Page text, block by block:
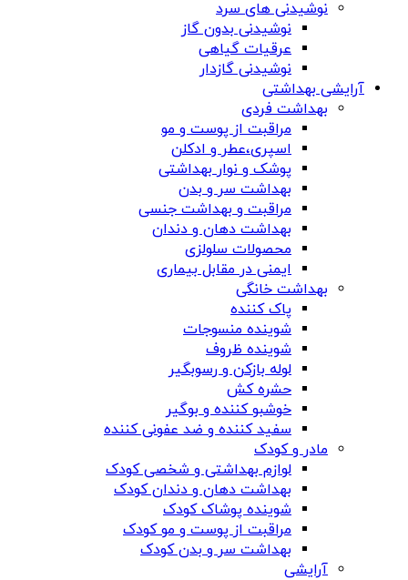
نوشیدنی های سرد
نوشیدنی بدون گاز
عرقیات گیاهی
نوشیدنی گازدار
آرایشی بهداشتی
بهداشت فردی
مراقبت از پوست و مو
اسپری،عطر و ادکلن
پوشک و نوار بهداشتی
بهداشت سر و بدن
مراقبت و بهداشت جنسی
بهداشت دهان و دندان
محصولات سلولزی
ایمنی در مقابل بیماری
بهداشت خانگی
پاک کننده
شوینده منسوجات
شوینده ظروف
لوله بازکن و رسوبگیر
حشره کش
خوشبو کننده و بوگیر
سفید کننده و ضد عفونی کننده
مادر و کودک
لوازم بهداشتی و شخصی کودک
بهداشت دهان و دندان کودک
شوینده پوشاک کودک
مراقبت از پوست و مو کودک
بهداشت سر و بدن کودک
آرایشی